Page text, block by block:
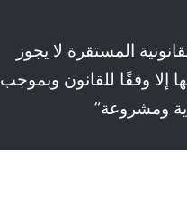
المستقرة لا يجوز
إلا وفقًا للقانون وبموجب
ومشروعة”